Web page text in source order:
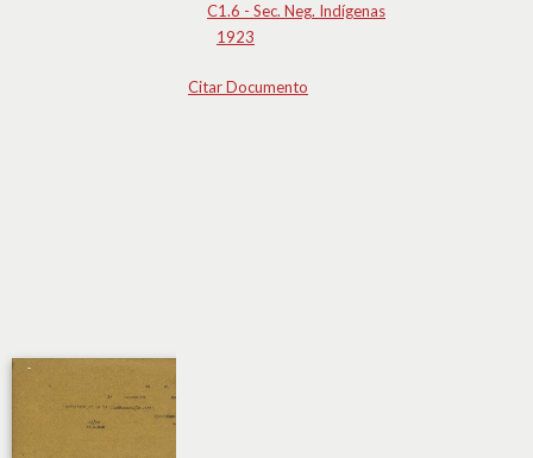
C1.6 - Sec. Neg. Indígenas
1923
Citar Documento